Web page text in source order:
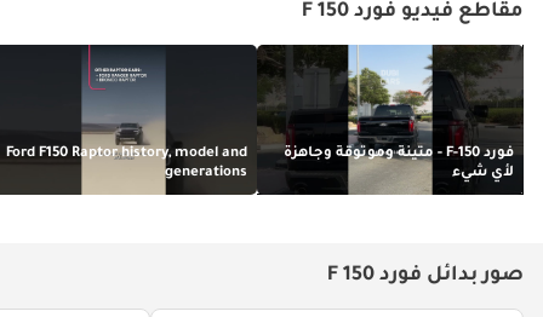
مقاطع فيديو فورد F 150
فورد F-150 - متينة وموثوقة وجاهزة
لأي شيء
Ford F150 Raptor history, model and
generations
صور بدائل فورد F 150